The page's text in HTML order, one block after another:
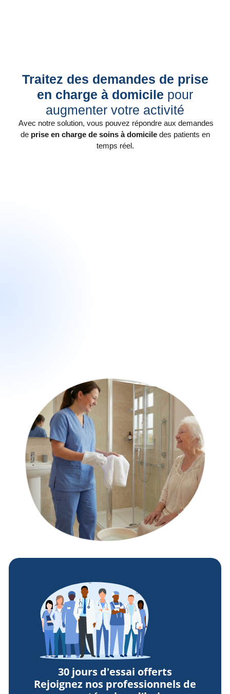
Traitez des demandes de prise
en charge à domicile pour
augmenter votre activité
Avec notre solution, vous pouvez répondre aux demandes
de prise en charge de soins à domiciledes patients en
temps réel.
30 jours d'essai offerts
Rejoignez nos professionnels de